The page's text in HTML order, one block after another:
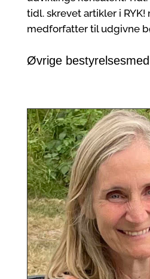
tidl. skrevet artikler i RYK!
medforfatter til udgivne
Øvrige